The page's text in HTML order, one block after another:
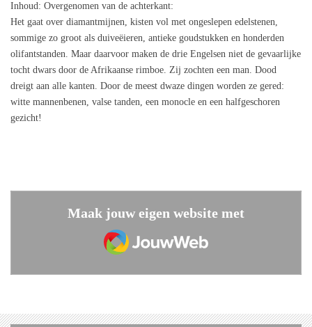
Inhoud: Overgenomen van de achterkant:
Het gaat over diamantmijnen, kisten vol met ongeslepen edelstenen,
sommige zo groot als duiveëieren, antieke goudstukken en honderden
olifantstanden. Maar daarvoor maken de drie Engelsen niet de gevaarlijke
tocht dwars door de Afrikaanse rimboe. Zij zochten een man. Dood
dreigt aan alle kanten. Door de meest dwaze dingen worden ze gered:
witte mannenbenen, valse tanden, een monocle en een halfgeschoren
gezicht!
Maak jouw eigen website met
JouwWeb